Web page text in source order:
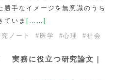
勝手なイメージを無意識のうち
ていま [……]
ノート # 医学 #心理 #社会
実務に役立つ研究論文｜